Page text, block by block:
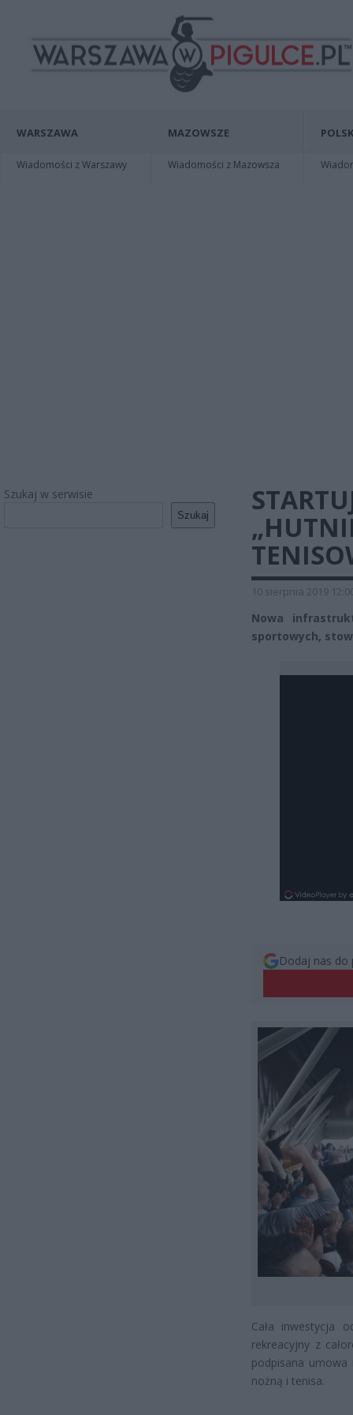
WARSZAWA
Wiadomości z Warszawy
MAZOWSZE
Wiadomości z Mazowsza
Szukaj w serwisie
Szukaj
10 sierpnia 2019
Nowa
sportowych,
Dodaj nas do
Cała inwestycja
rekreacyjny z
podpisana umowa
nożną i tenisa.